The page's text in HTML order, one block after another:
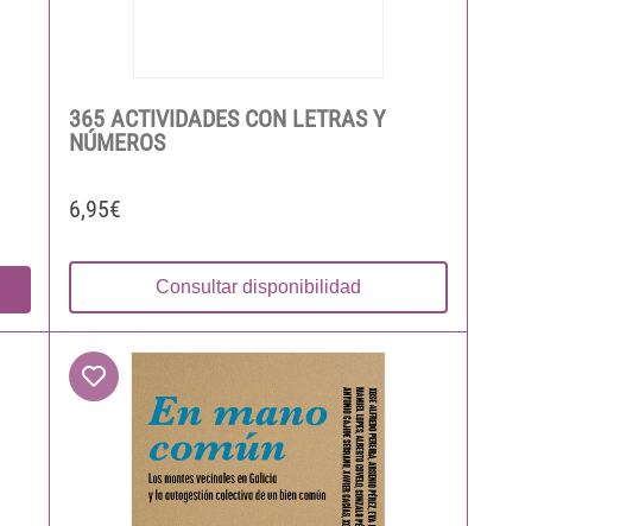
365 ACTIVIDADES CON LETRAS Y
NÚMEROS
6,95€
Consultar disponibilidad